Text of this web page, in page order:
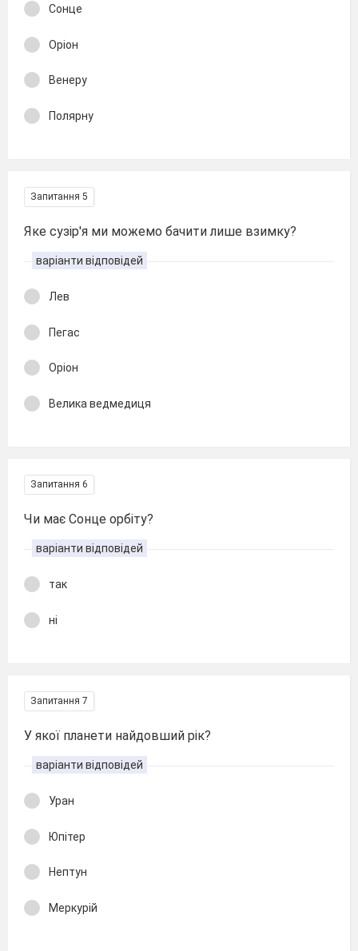
Сонце
Оріон
Венеру
Полярну
Запитання 5
Яке сузір'я ми можемо бачити лише взимку?
варіанти відповідей
Лев
Пегас
Оріон
Велика ведмедиця
Запитання 6
Чи має Сонце орбіту?
варіанти відповідей
так
ні
Запитання 7
У якої планети найдовший рік?
варіанти відповідей
Уран
Юпітер
Нептун
Меркурій